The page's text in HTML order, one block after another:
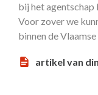
bij het
Voor zover we
binnen de
artikel van